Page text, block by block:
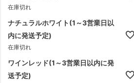
在庫切れ
ナチュラルホワイト(1～3営業日以
内に発送予定)
在庫切れ
ワインレッド(1～3営業日以内に発
送予定)